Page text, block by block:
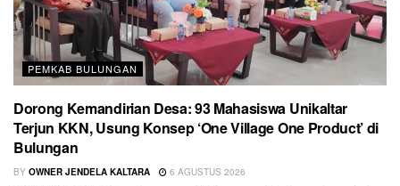
PEMKAB BULUNGAN
Dorong Kemandirian Desa: 93 Mahasiswa Unikaltar
Terjun KKN, Usung Konsep ‘One Village One Product’ di
Bulungan
BY OWNER JENDELA KALTARA 6 AGUSTUS 2026